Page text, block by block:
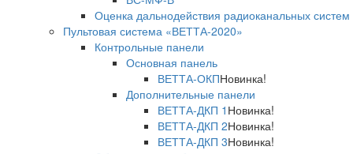
Оценка дальнодействия радиоканальных систем
Пультовая система «ВЕТТА-2020»
Контрольные панели
Основная панель
ВЕТТА-ОКПНовинка!
Дополнительные панели
ВЕТТА-ДКП 1 Новинка!
ВЕТТА-ДКП 2Новинка!
ВЕТТА-ДКП 3Новинка!